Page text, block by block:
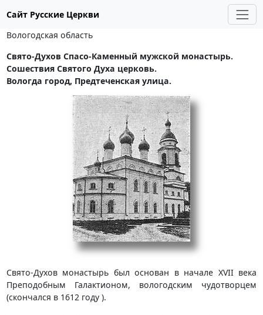
Сайт Русские Церкви
Вологодская область
Свято-Духов Спасо-Каменный мужской монастырь.
Сошествия Святого Духа церковь.
Вологда город, Предтеченская улица.
Свято-Духов монастырь был основан в начале XVII века
Преподобным Галактионом, вологодским чудотворцем
(скончался в 1612 году ).